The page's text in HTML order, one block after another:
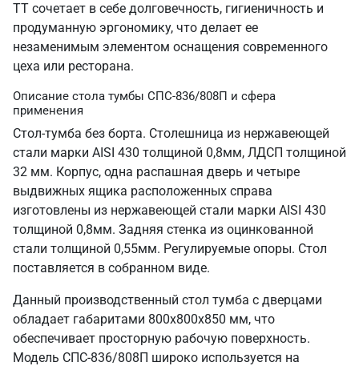
ТТ сочетает в себе долговечность, гигиеничность и
продуманную эргономику, что делает ее
незаменимым элементом оснащения современного
цеха или ресторана.
Описание стола тумбы СПС-836/808П и сфера
применения
Стол-тумба без борта. Столешница из нержавеющей
стали марки AISI 430 толщиной 0,8мм, ЛДСП толщиной
32 мм. Корпус, одна распашная дверь и четыре
выдвижных ящика расположенных справа
изготовлены из нержавеющей стали марки AISI 430
толщиной 0,8мм. Задняя стенка из оцинкованной
стали толщиной 0,55мм. Регулируемые опоры. Стол
поставляется в собранном виде.
Данный производственный стол тумба с дверцами
обладает габаритами 800х800х850 мм, что
обеспечивает просторную рабочую поверхность.
Модель СПС-836/808П широко используется на